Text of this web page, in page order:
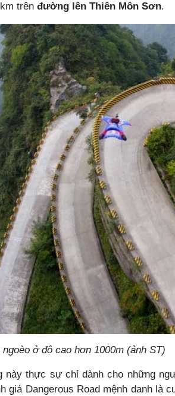
trên đường lên Thiên Môn Sơn.
ở độ cao hơn 1000m (ảnh ST)
này thực sự chỉ dành cho những
giá Dangerous Road mệnh danh là